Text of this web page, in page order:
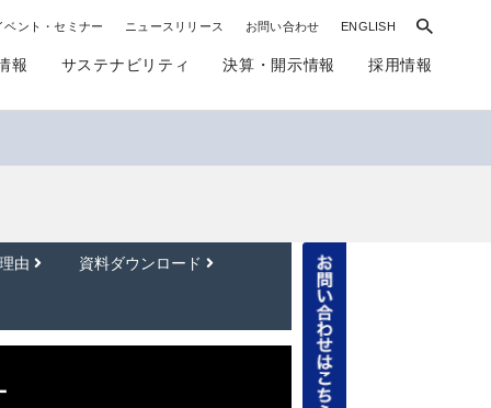
ベント・セミナー ニュースリリース お問い合わせ ENGLISH
報 サステナビリティ 決算・開示情報 採用情報
由 資料ダウンロード